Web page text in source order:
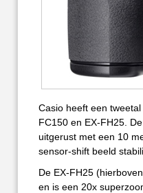
Casio heeft een
FC150 en EX-FH25.
uitgerust met een 10
sensor-shift beeld
De EX-FH25
en is een 20x